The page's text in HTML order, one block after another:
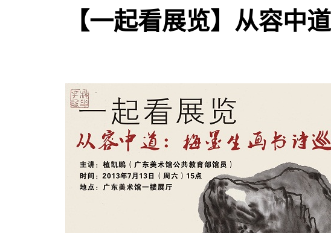
【一起看展览】从容中